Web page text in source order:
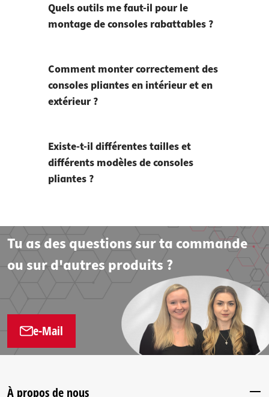
Quels outils me faut-il pour le
montage de consoles rabattables ?
Comment monter correctement des
consoles pliantes en intérieur et en
extérieur ?
Existe-t-il différentes tailles et
différents modèles de consoles
pliantes ?
Tu as des questions sur ta commande
ou sur d'autres produits ?
e-Mail
À propos de nous